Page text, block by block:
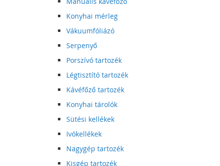
Konyhai mérleg
Vákuumfóliázó
Serpenyő
Porszívó tartozék
Légtisztító tartozék
Kávéfőző tartozék
Konyhai tárolók
Sütési kellékek
Ivókellékek
Nagygép tartozék
Kisgép tartozék